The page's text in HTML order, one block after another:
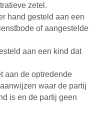
zetel.
hand gesteld aan een
of aangestelde
aan een kind dat
aan de optredende
waar de partij
is en de partij geen